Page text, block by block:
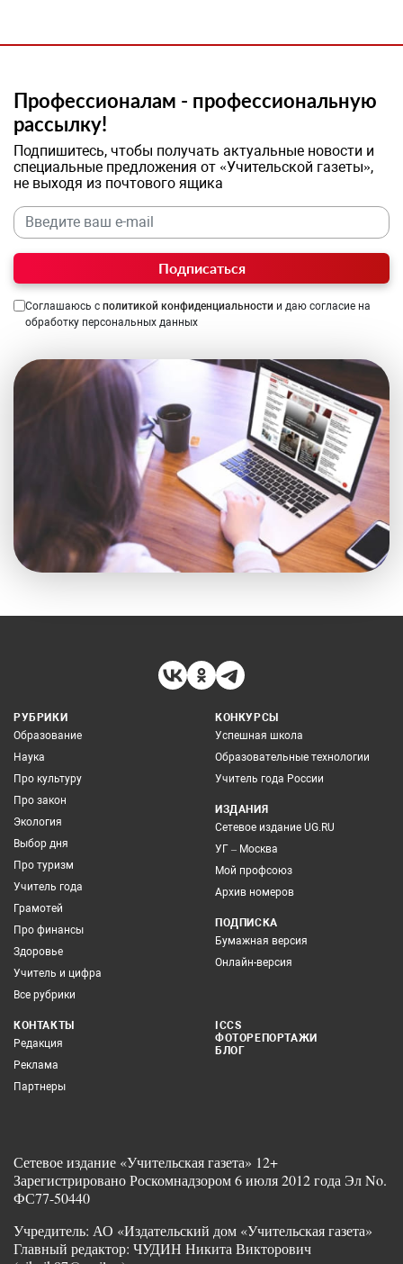
Профессионалам - профессиональную
рассылку!
Подпишитесь, чтобы получать актуальные новости и
специальные предложения от «Учительской газеты»,
не выходя из почтового ящика
Подписаться
Соглашаюсь с политикой конфиденциальности и даю согласие на
обработку персональных данных
РУБРИКИ
Образование
Наука
Про культуру
Про закон
Экология
Выбор дня
Про туризм
Учитель года
Грамотей
Про финансы
Здоровье
Учитель и цифра
Все рубрики
КОНКУРСЫ
Успешная школа
Образовательные технологии
Учитель года России
ИЗДАНИЯ
Сетевое издание UG.RU
УГ – Москва
Мой профсоюз
Архив номеров
ПОДПИСКА
Бумажная версия
Онлайн-версия
КОНТАКТЫ
Редакция
Реклама
Партнеры
ICCS
ФОТОРЕПОРТАЖИ
БЛОГ
Сетевое издание «Учительская газета» 12+
Зарегистрировано Роскомнадзором 6 июля 2012 года Эл No.
ФС77-50440
Учредитель: АО «Издательский дом «Учительская газета»
Главный редактор: ЧУДИН Никита Викторович